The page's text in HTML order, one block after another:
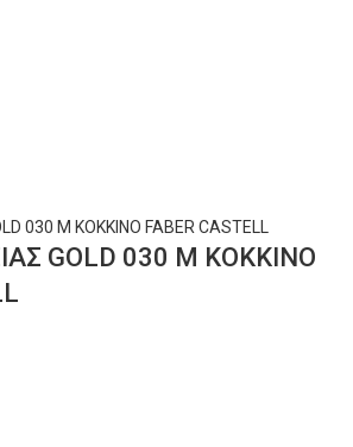
GOLD 030 M ΚΟΚΚΙΝΟ